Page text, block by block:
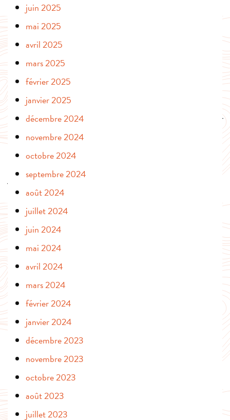
juin 2025
mai 2025
avril 2025
mars 2025
février 2025
janvier 2025
décembre 2024
novembre 2024
octobre 2024
septembre 2024
août 2024
juillet 2024
juin 2024
mai 2024
avril 2024
mars 2024
février 2024
janvier 2024
décembre 2023
novembre 2023
octobre 2023
août 2023
juillet 2023